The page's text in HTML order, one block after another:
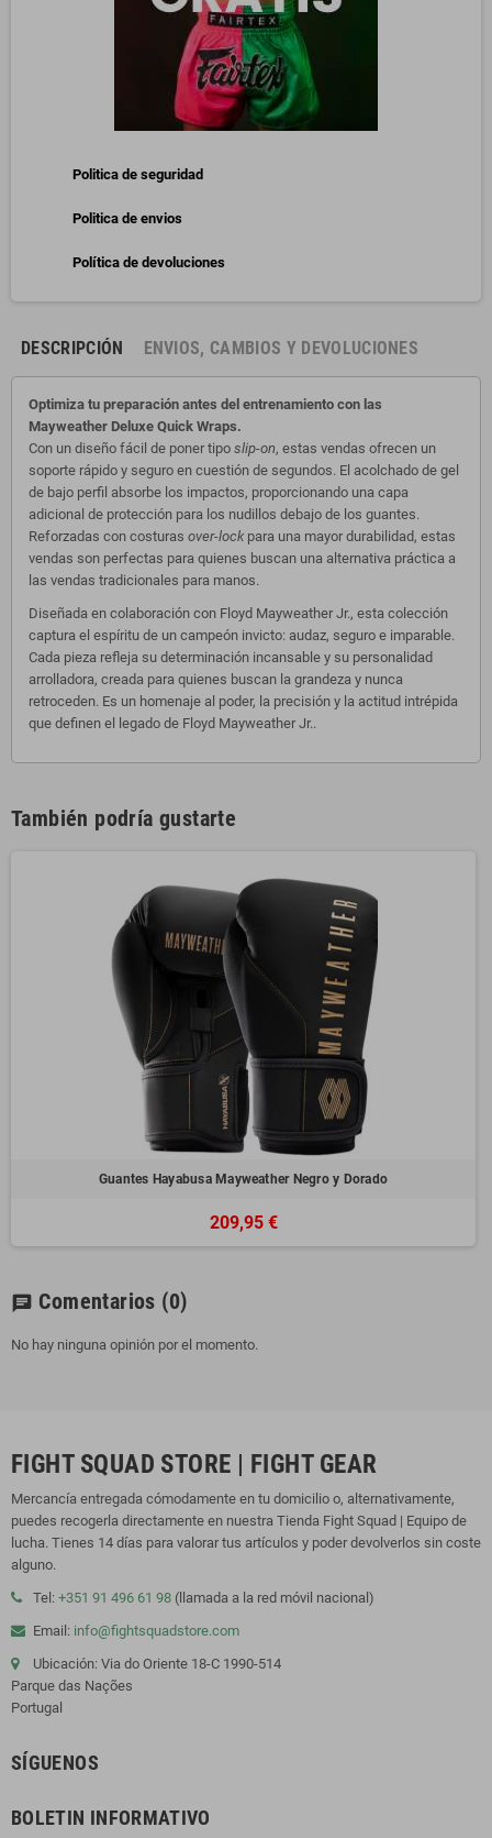
Politica de seguridad
Politica de envios
Política de devoluciones
DESCRIPCIÓN ENVIOS, CAMBIOS Y DEVOLUCIONES
Optimiza tu preparación antes del entrenamiento con las
Mayweather Deluxe Quick Wraps.
Con un diseño fácil de poner tipo slip-on, estas vendas ofrecen un
soporte rápido y seguro en cuestión de segundos. El acolchado de gel
de bajo perfil absorbe los impactos, proporcionando una capa
adicional de protección para los nudillos debajo de los guantes.
Reforzadas con costuras over-lockpara una mayor durabilidad, estas
vendas son perfectas para quienes buscan una alternativa práctica a
las vendas tradicionales para manos.
Diseñada en colaboración con Floyd Mayweather Jr., esta colección
captura el espíritu de un campeón invicto: audaz, seguro e imparable.
Cada pieza refleja su determinación incansable y su personalidad
arrolladora, creada para quienes buscan la grandeza y nunca
retroceden. Es un homenaje al poder, la precisión y la actitud intrépida
que definen el legado de Floyd Mayweather Jr..
También podría gustarte
Guantes Hayabusa Mayweather Negro y Dorado
209,95 €
chat Comentarios (0)
No hay ninguna opinión por el momento.
FIGHT SQUAD STORE | FIGHT GEAR
Mercancía entregada cómodamente en tu domicilio o, alternativamente,
puedes recogerla directamente en nuestra Tienda Fight Squad | Equipo de
lucha. Tienes 14 días para valorar tus artículos y poder devolverlos sin coste
alguno.
Tel: +351 91 496 61 98 (llamada a la red móvil nacional)
Email: info@fightsquadstore.com
Ubicación: Via do Oriente 18-C 1990-514
Parque das Nações
Portugal
SÍGUENOS
BOLETIN INFORMATIVO